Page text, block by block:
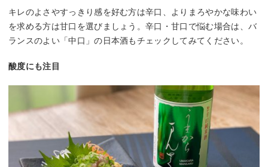
キレのよさやすっきり感を好む方は辛口、よりまろやかな味わい
を求める方は甘口を選びましょう。辛口・甘口で悩む場合は、バ
ランスのよい「中口」の日本酒もチェックしてみてください。
酸度にも注目